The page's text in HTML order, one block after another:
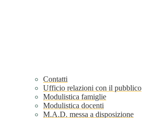
Contatti
Ufficio relazioni con il pubblico
Modulistica famiglie
Modulistica docenti
M.A.D. messa a disposizione